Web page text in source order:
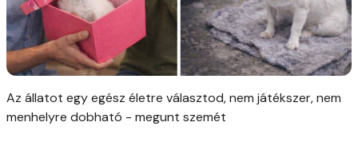
Az állatot egy egész életre választod, nem játékszer, nem
menhelyre dobható - megunt szemét